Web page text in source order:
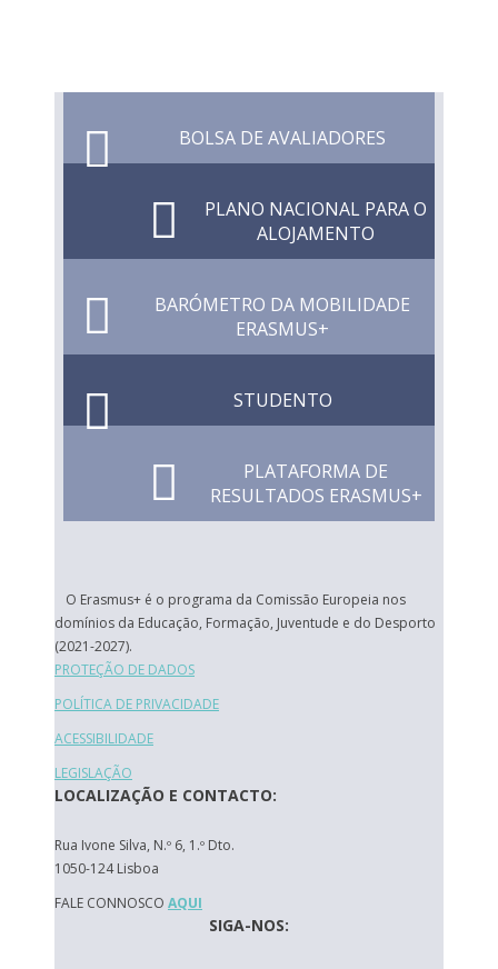
BOLSA DE AVALIADORES
PLANO NACIONAL PARA O
ALOJAMENTO
BARÓMETRO DA MOBILIDADE
ERASMUS+
STUDENTO
PLATAFORMA DE
RESULTADOS ERASMUS+
O Erasmus+ é o programa da Comissão Europeia nos
domínios da Educação, Formação, Juventude e do Desporto
(2021-2027).
PROTEÇÃO DE DADOS
POLÍTICA DE PRIVACIDADE
ACESSIBILIDADE
LEGISLAÇÃO
LOCALIZAÇÃO E CONTACTO:
Rua Ivone Silva, N.º 6, 1.º Dto.
1050-124 Lisboa
FALE CONNOSCO AQUI
SIGA-NOS: